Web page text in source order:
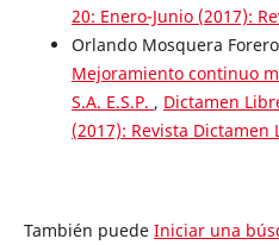
20: Enero-Junio (2017):
Orlando Mosquera
Mejoramiento continuo
S.A. E.S.P. , Dictamen
(2017): Revista Dictamen
También puede Iniciar una